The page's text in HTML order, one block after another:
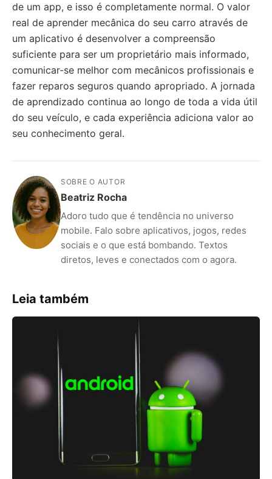
de um app, e isso é completamente normal. O valor
real de aprender mecânica do seu carro através de
um aplicativo é desenvolver a compreensão
suficiente para ser um proprietário mais informado,
comunicar-se melhor com mecânicos profissionais e
fazer reparos seguros quando apropriado. A jornada
de aprendizado continua ao longo de toda a vida útil
do seu veículo, e cada experiência adiciona valor ao
seu conhecimento geral.
SOBRE O AUTOR
Beatriz Rocha
Adoro tudo que é tendência no universo
mobile. Falo sobre aplicativos, jogos, redes
sociais e o que está bombando. Textos
diretos, leves e conectados com o agora.
Leia também